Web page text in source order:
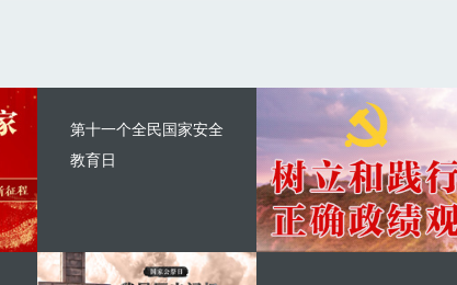
第十一个全民国家安全
教育日